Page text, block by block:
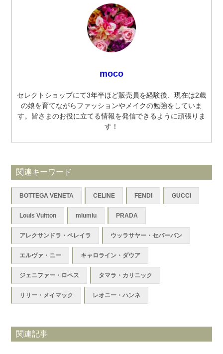
moco
セレクトショップにて3年半ほど販売員を経験後、現在は2歳
の娘を育てながらファッションやメイクの勉強をしていま
す。皆さまのお役に立てる情報を発信できるように頑張りま
す！
関連キーワード
BOTTEGA VENETA CELINE FENDI GUCCI
Louis Vuitton miumiu PRADA
アレクサンドラ・ペレイラ ウッラサヤー・セパーバン
エルヴァ・ニー キャロライン・ダウア
ジェニファー・ロペス タマラ・カリニック
リリー・メイマック レオニー・ハンネ
関連記事